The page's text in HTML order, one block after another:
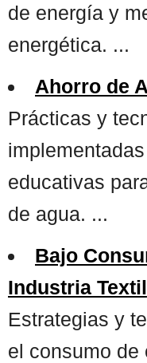
de energía y
energética. ...
Ahorro de
Prácticas y
educativas
de agua. ...
Bajo
Industria Textil
Estrategias y
el consumo de